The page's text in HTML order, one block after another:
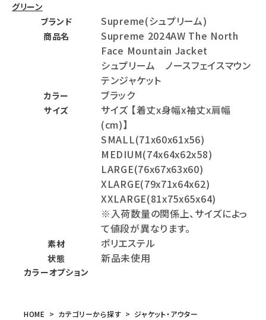
グリーン
ブランド
Supreme(シュプリーム)
商品名
Supreme 2024AW The North
Face Mountain Jacket
シュプリーム ノースフェイスマウン
テンジャケット
カラー ブラック
サイズ
サイズ 【着丈x身幅x袖丈x肩幅
(cm)】
SMALL(71x60x61x56)
MEDIUM(74x64x62x58)
LARGE(76x67x63x60)
XLARGE(79x71x64x62)
XXLARGE(81x75x65x64)
※入荷数量の関係上、サイズによっ
て値段が異なります。
素材 ポリエステル
状態 新品未使用
カラーオプション
HOME カテゴリーから探す
ジャケット・アウター